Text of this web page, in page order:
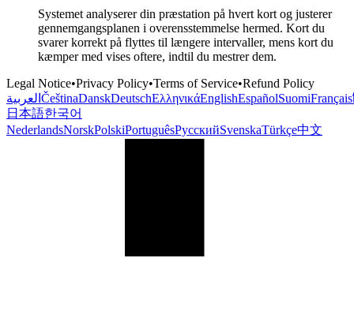
Systemet analyserer din præstation på hvert kort og justerer
gennemgangsplanen i overensstemmelse hermed. Kort du
svarer korrekt på flyttes til længere intervaller, mens kort du
kæmper med vises oftere, indtil du mestrer dem.
Legal Notice•Privacy Policy•Terms of Service•Refund Policy
العربية ČeštinaDanskDeutschΕλληνικάEnglishEspañolSuomiFrançais
日本語한국어
NederlandsNorskPolskiPortuguêsРусскийSvenskaTürkçe中文